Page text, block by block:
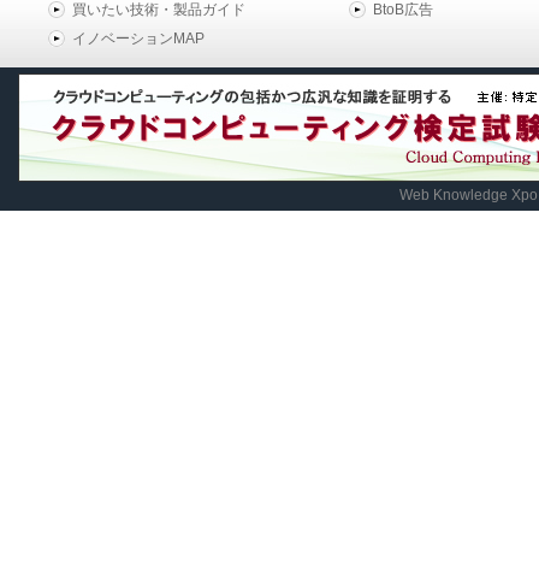
買いたい技術・製品ガイド
イノベーションMAP
BtoB広告
Web Knowledge